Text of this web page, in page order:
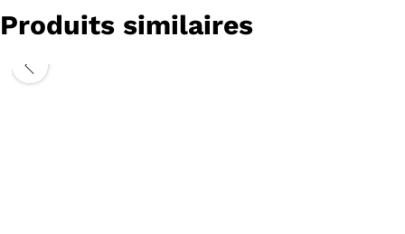
Produits similaires